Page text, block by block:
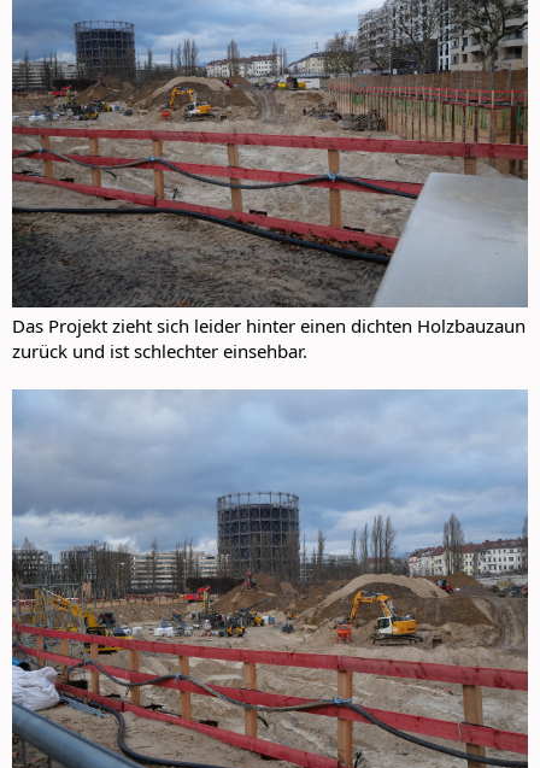
Das Projekt zieht sich leider hinter einen dichten Holzbauzaun
zurück und ist schlechter einsehbar.